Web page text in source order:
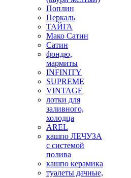
Поплин
Перкаль
ТАЙГА
Мако Сатин
Сатин
фондю,
мармиты
INFINITY
SUPREME
VINTAGE
лотки для
заливного,
холодца
AREL
кашпо ЛЕЧУЗА
с системой
полива
кашпо керамика
туалеты дачные,